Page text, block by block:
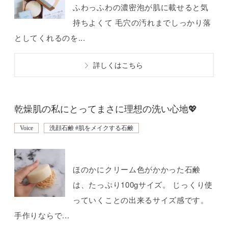
ふわっふわの濃密泡が肌に載せると気
持ちよくて 毛穴の汚れまでしっかり落
としてくれるのを...
詳しくはこちら
乾燥肌の私にとってまさに理想の洗い心地💖
Voice 洗顔石鹸 #肌をメイクする石鹸
ほのかにクリーム色がかかった石鹸
は、たっぷり100gサイズ。 じっくり使
っていくことの出来るサイズ感です。
手作りならで...